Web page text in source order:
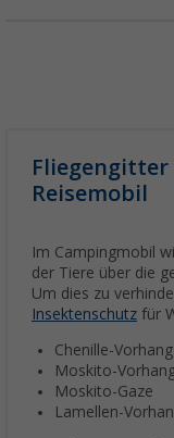
Reisemobil
Im Campingmobil
der Tiere über die
Um dies zu
Insektenschutz für
Chenille-Vorhang
Moskito-
Moskito-Gaze
Lamellen-